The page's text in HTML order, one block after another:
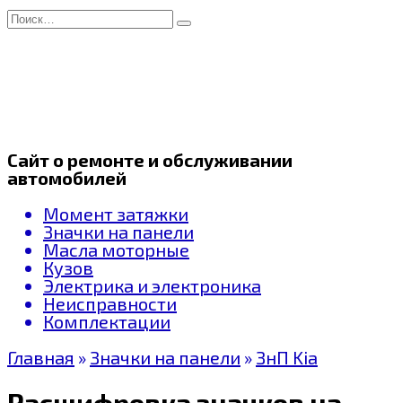
Перейти
к
Search
for:
Сайт о ремонте и обслуживании
автомобилей
Момент затяжки
Значки на панели
Масла моторные
Кузов
Электрика и электроника
Неисправности
Комплектации
Главная » Значки на панели » ЗнП Kia